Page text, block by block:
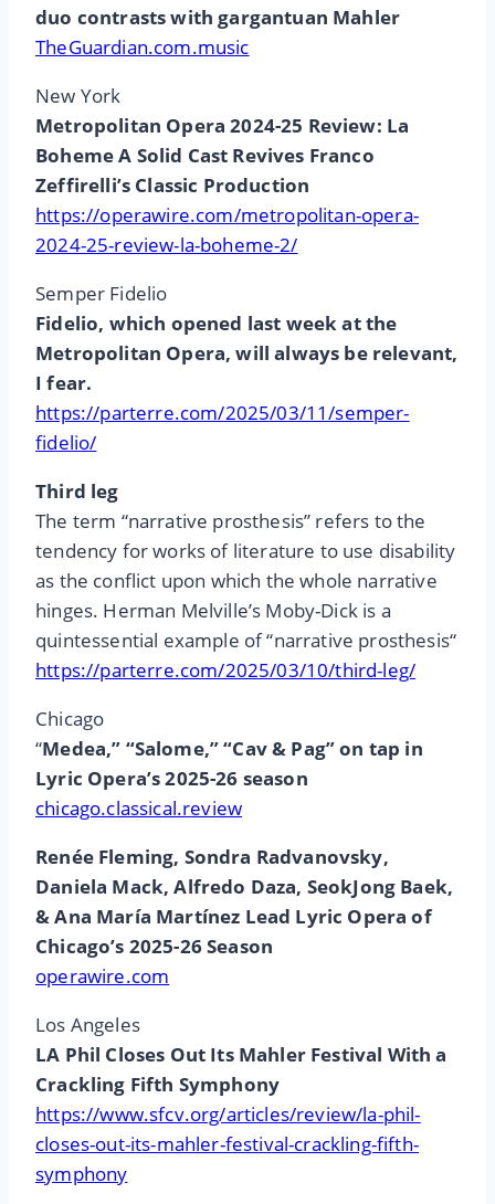
duo contrasts with gargantuan Mahler
TheGuardian.com.music
New York
Metropolitan Opera 2024-25 Review: La
Boheme A Solid Cast Revives Franco
Zeffirelli’s Classic Production
https://operawire.com/metropolitan-opera-
2024-25-review-la-boheme-2/
Semper Fidelio
Fidelio, which opened last week at the
Metropolitan Opera, will always be relevant,
I fear.
https://parterre.com/2025/03/11/semper-
fidelio/
Third leg
The term “narrative prosthesis” refers to the
tendency for works of literature to use disability
as the conflict upon which the whole narrative
hinges. Herman Melville’s Moby-Dick is a
quintessential example of “narrative prosthesis“
https://parterre.com/2025/03/10/third-leg/
Chicago
“Medea,” “Salome,” “Cav & Pag” on tap in
Lyric Opera’s 2025-26 season
chicago.classical.review
Renée Fleming, Sondra Radvanovsky,
Daniela Mack, Alfredo Daza, SeokJong Baek,
& Ana María Martínez Lead Lyric Opera of
Chicago’s 2025-26 Season
operawire.com
Los Angeles
LA Phil Closes Out Its Mahler Festival With a
Crackling Fifth Symphony
https://www.sfcv.org/articles/review/la-phil-
closes-out-its-mahler-festival-crackling-fifth-
symphony